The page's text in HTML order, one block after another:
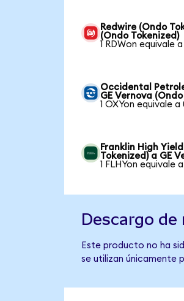
Redwire (Ondo
(Ondo Tokenized)
1 RDWon equivale
Occidental
GE Vernova
1 OXYon equivale
Franklin High
Tokenized) a GE
1 FLHYon equivale
Descargo de
Este producto no ha
se utilizan únicamente